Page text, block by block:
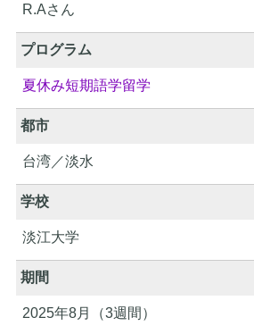
R.Aさん
プログラム
夏休み短期語学留学
都市
台湾／淡水
学校
淡江大学
期間
2025年8月（3週間）